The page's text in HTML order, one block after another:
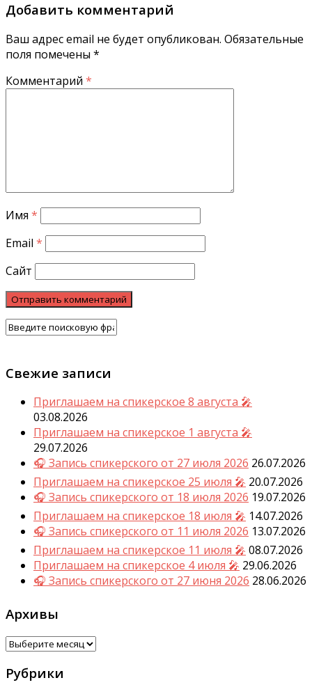
Добавить комментарий
Ваш адрес email не будет опубликован. Обязательные
поля помечены *
Комментарий *
Имя *
Email *
Сайт
Свежие записи
Приглашаем на спикерское 8 августа 🎤
03.08.2026
Приглашаем на спикерское 1 августа 🎤
29.07.2026
🎧 Запись спикерского от 27 июля 2026 26.07.2026
Приглашаем на спикерское 25 июля 🎤 20.07.2026
🎧 Запись спикерского от 18 июля 2026 19.07.2026
Приглашаем на спикерское 18 июля 🎤 14.07.2026
🎧 Запись спикерского от 11 июля 2026 13.07.2026
Приглашаем на спикерское 11 июля 🎤 08.07.2026
Приглашаем на спикерское 4 июля 🎤 29.06.2026
🎧 Запись спикерского от 27 июня 2026 28.06.2026
Архивы
Архивы
Рубрики